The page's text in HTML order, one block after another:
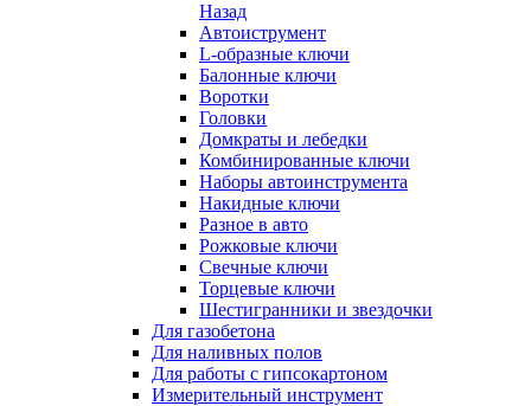
Назад
Автоиструмент
L-образные ключи
Балонные ключи
Воротки
Головки
Домкраты и лебедки
Комбинированные ключи
Наборы автоинструмента
Накидные ключи
Разное в авто
Рожковые ключи
Свечные ключи
Торцевые ключи
Шестигранники и звездочки
Для газобетона
Для наливных полов
Для работы с гипсокартоном
Измерительный инструмент